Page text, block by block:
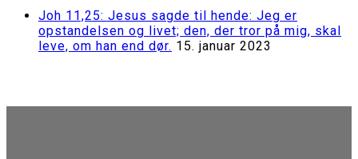
Joh 11,25: Jesus sagde til hende: Jeg er
opstandelsen og livet; den, der tror på mig, skal
leve, om han end dør. 15. januar 2023